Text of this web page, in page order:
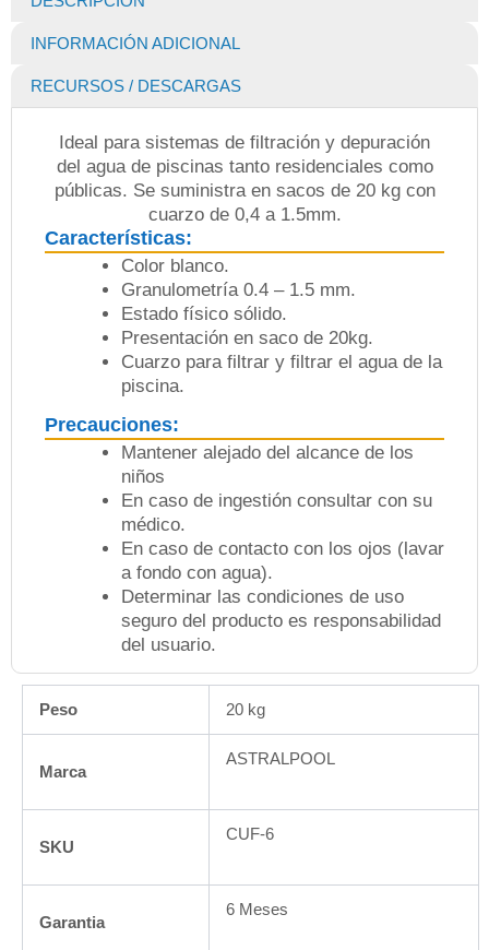
KG
INFORMACIÓN ADICIONAL
RECURSOS / DESCARGAS
Ideal para sistemas de filtración y depuración
del agua de piscinas tanto residenciales como
públicas. Se suministra en sacos de 20 kg con
cuarzo de 0,4 a 1.5mm.
Características:
Color blanco.
Granulometría 0.4 – 1.5 mm.
Estado físico sólido.
Presentación en saco de 20kg.
Cuarzo para filtrar y filtrar el agua de la
piscina.
Precauciones:
Mantener alejado del alcance de los
niños
En caso de ingestión consultar con su
médico.
En caso de contacto con los ojos (lavar
a fondo con agua).
Determinar las condiciones de uso
seguro del producto es responsabilidad
del usuario.
Peso 20 kg
Marca
ASTRALPOOL
SKU
CUF-6
Garantia
6 Meses